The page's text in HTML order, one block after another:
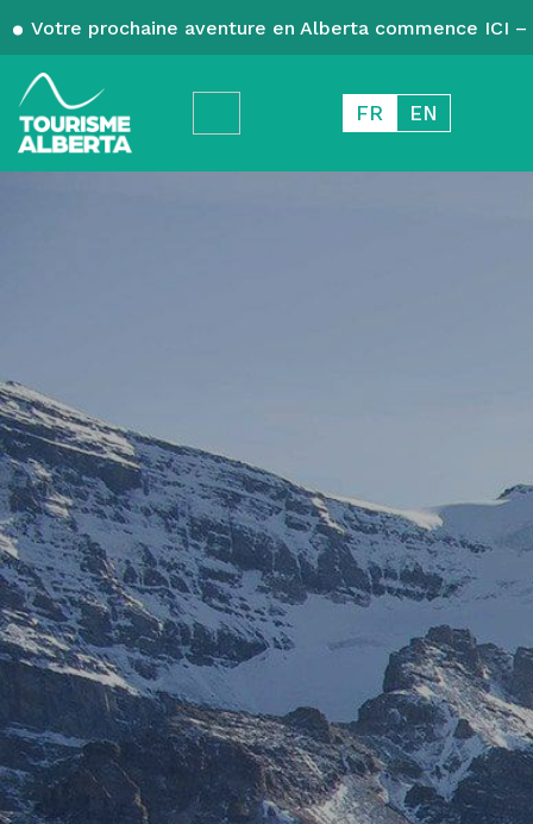
Votre prochaine aventure en Alberta commence ICI
FR EN